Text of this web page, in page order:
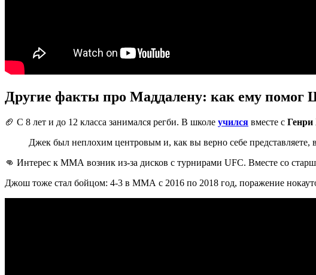
Другие факты про Маддалену: как ему помог
🏈 С 8 лет и до 12 класса занимался регби. В школе учился вместе с Генри
Джек был неплохим центровым и, как вы верно себе представляете,
👊 Интерес к ММА возник из-за дисков с турнирами UFC. Вместе со
Джош тоже стал бойцом: 4-3 в ММА с 2016 по 2018 год, поражение